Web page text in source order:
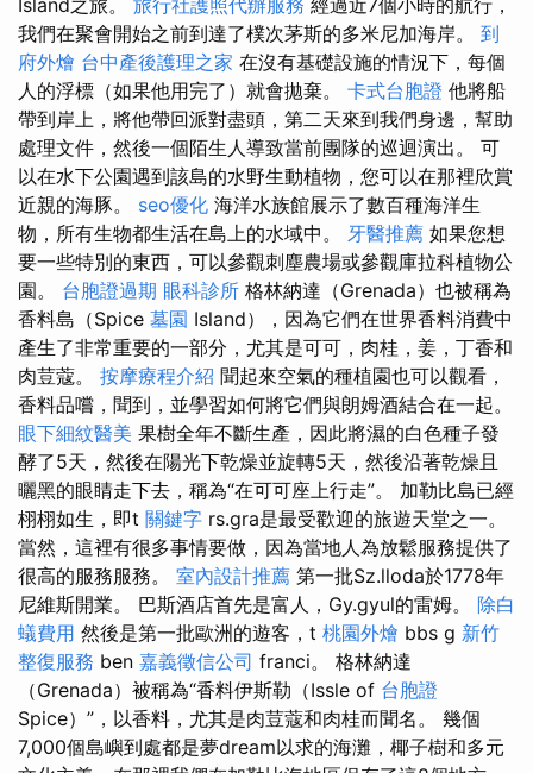
Island之旅。 旅行社護照代辦服務 經過近7個小時的航行，
我們在聚會開始之前到達了樸次茅斯的多米尼加海岸。 到
府外燴 台中產後護理之家 在沒有基礎設施的情況下，每個
人的浮標（如果他用完了）就會拋棄。 卡式台胞證 他將船
帶到岸上，將他帶回派對盡頭，第二天來到我們身邊，幫助
處理文件，然後一個陌生人導致當前團隊的巡迴演出。 可
以在水下公園遇到該島的水野生動植物，您可以在那裡欣賞
近親的海豚。 seo優化 海洋水族館展示了數百種海洋生
物，所有生物都生活在島上的水域中。 牙醫推薦 如果您想
要一些特別的東西，可以參觀刺塵農場或參觀庫拉科植物公
園。 台胞證過期 眼科診所 格林納達（Grenada）也被稱為
香料島（Spice 墓園 Island），因為它們在世界香料消費中
產生了非常重要的一部分，尤其是可可，肉桂，姜，丁香和
肉荳蔻。 按摩療程介紹 聞起來空氣的種植園也可以觀看，
香料品嚐，聞到，並學習如何將它們與朗姆酒結合在一起。
眼下細紋醫美 果樹全年不斷生產，因此將濕的白色種子發
酵了5天，然後在陽光下乾燥並旋轉5天，然後沿著乾燥且
曬黑的眼睛走下去，稱為“在可可座上行走”。 加勒比島已經
栩栩如生，即t 關鍵字 rs.gra是最受歡迎的旅遊天堂之一。
當然，這裡有很多事情要做，因為當地人為放鬆服務提供了
很高的服務服務。 室內設計推薦 第一批Sz.lloda於1778年
尼維斯開業。 巴斯酒店首先是富人，Gy.gyul的雷姆。 除白
蟻費用 然後是第一批歐洲的遊客，t 桃園外燴 bbs g 新竹
整復服務 ben 嘉義徵信公司 franci。 格林納達
（Grenada）被稱為“香料伊斯勒（Issle of 台胞證
Spice）”，以香料，尤其是肉荳蔻和肉桂而聞名。 幾個
7,000個島嶼到處都是夢dream以求的海灘，椰子樹和多元